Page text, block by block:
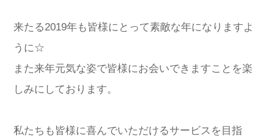
来たる2019年も皆様にとって素敵な年になりますよ
うに☆
また来年元気な姿で皆様にお会いできますことを楽
しみにしております。
私たちも皆様に喜んでいただけるサービスを目指